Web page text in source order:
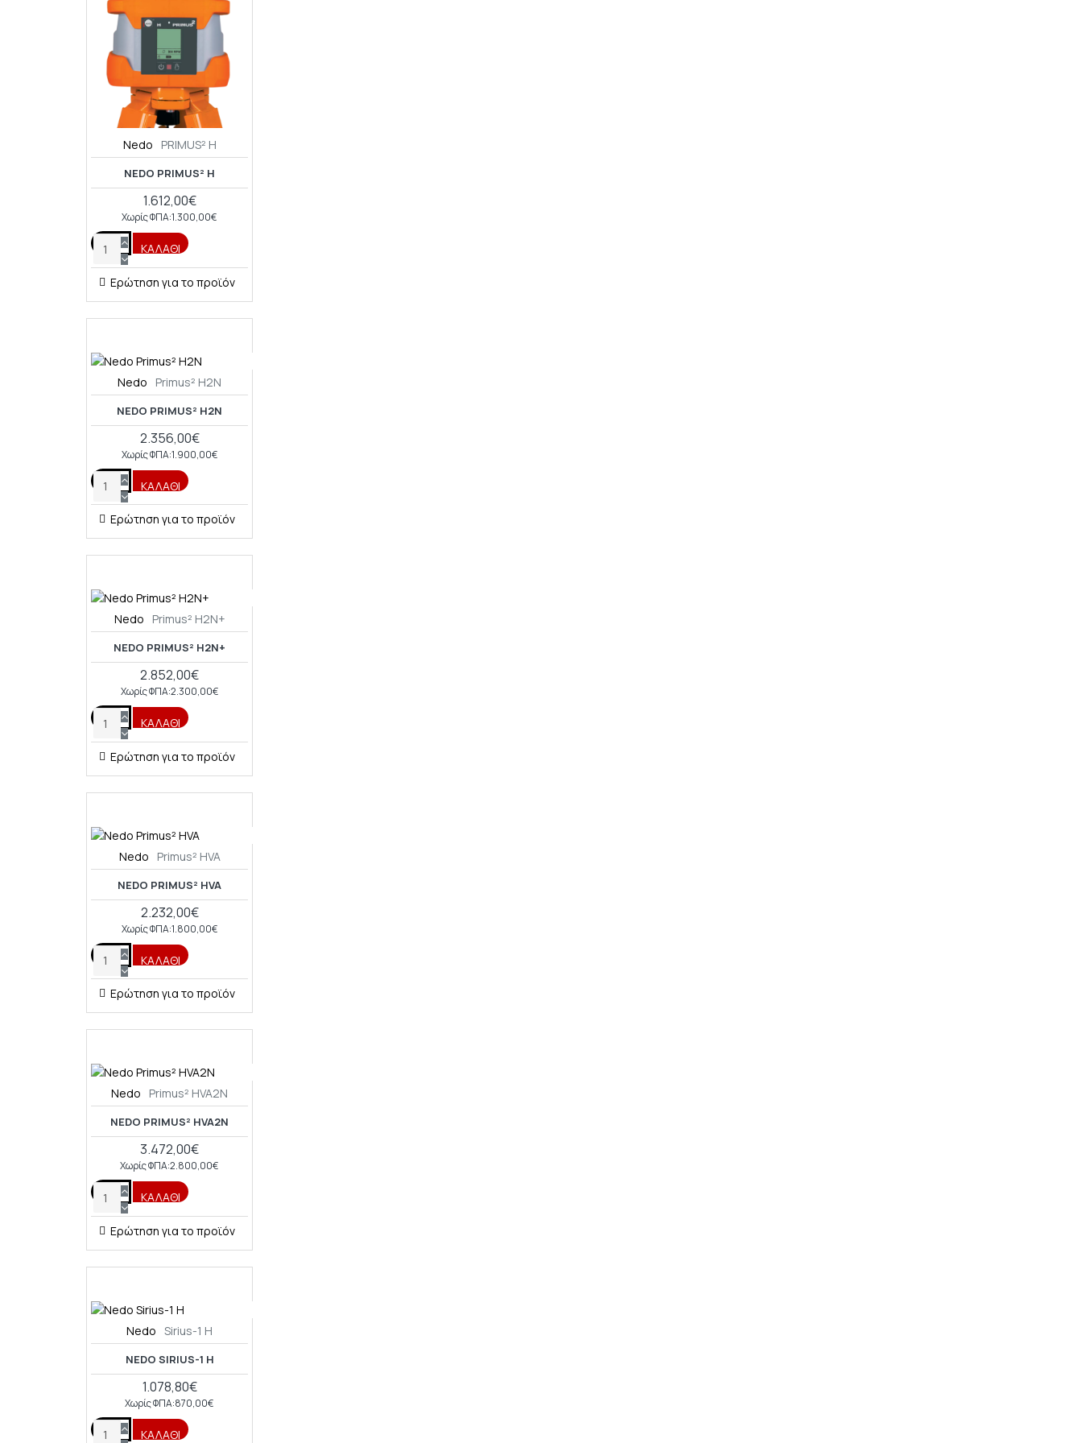
Nedo PRIMUS² H
NEDO PRIMUS² H
1.612,00€
Χωρίς ΦΠΑ:1.300,00€
ΚΑΛΆΘΙ
Ερώτηση για το προϊόν
Nedo Primus² H2N
NEDO PRIMUS² H2N
2.356,00€
Χωρίς ΦΠΑ:1.900,00€
ΚΑΛΆΘΙ
Ερώτηση για το προϊόν
Nedo Primus² H2N+
NEDO PRIMUS² H2N+
2.852,00€
Χωρίς ΦΠΑ:2.300,00€
ΚΑΛΆΘΙ
Ερώτηση για το προϊόν
Nedo Primus² HVA
NEDO PRIMUS² HVA
2.232,00€
Χωρίς ΦΠΑ:1.800,00€
ΚΑΛΆΘΙ
Ερώτηση για το προϊόν
Nedo Primus² HVA2N
NEDO PRIMUS² HVA2N
3.472,00€
Χωρίς ΦΠΑ:2.800,00€
ΚΑΛΆΘΙ
Ερώτηση για το προϊόν
Nedo Sirius-1 H
NEDO SIRIUS-1 H
1.078,80€
Χωρίς ΦΠΑ:870,00€
ΚΑΛΆΘΙ